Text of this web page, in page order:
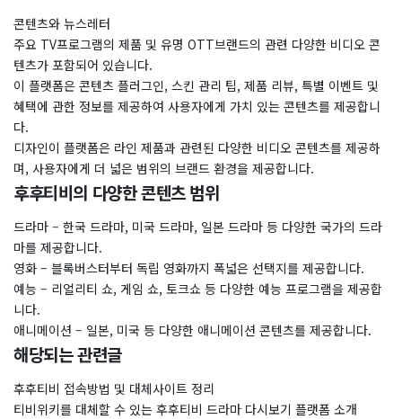
콘텐츠와 뉴스레터
주요 TV프로그램의 제품 및 유명 OTT브랜드의 관련 다양한 비디오 콘
텐츠가 포함되어 있습니다.
이 플랫폼은 콘텐츠 플러그인, 스킨 관리 팁, 제품 리뷰, 특별 이벤트 및
혜택에 관한 정보를 제공하여 사용자에게 가치 있는 콘텐츠를 제공합니
다.
디자인이 플랫폼은 라인 제품과 관련된 다양한 비디오 콘텐츠를 제공하
며, 사용자에게 더 넓은 범위의 브랜드 환경을 제공합니다.
후후티비의 다양한 콘텐츠 범위
드라마 – 한국 드라마, 미국 드라마, 일본 드라마 등 다양한 국가의 드라
마를 제공합니다.
영화 – 블록버스터부터 독립 영화까지 폭넓은 선택지를 제공합니다.
예능 – 리얼리티 쇼, 게임 쇼, 토크쇼 등 다양한 예능 프로그램을 제공합
니다.
애니메이션 – 일본, 미국 등 다양한 애니메이션 콘텐츠를 제공합니다.
해당되는 관련글
후후티비 접속방법 및 대체사이트 정리
티비위키를 대체할 수 있는 후후티비 드라마 다시보기 플랫폼 소개